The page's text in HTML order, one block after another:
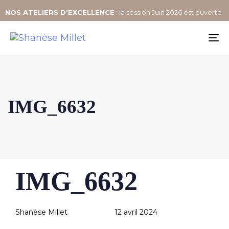
NOS ATELIERS D’EXCELLENCE : la session Juin 2026 est ouverte
IMG_6632
IN:
IMG_6632
Shanèse Millet
on:
12 avril 2024